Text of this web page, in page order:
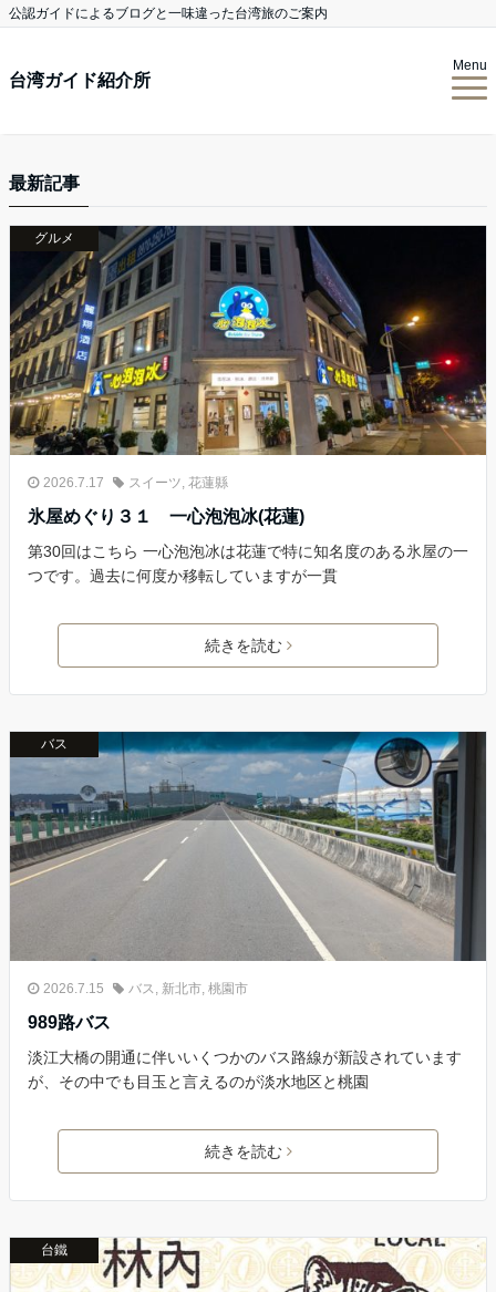
公認ガイドによるブログと一味違った台湾旅のご案内
台湾ガイド紹介所
Menu
最新記事
グルメ
2026.7.17 スイーツ, 花蓮縣
氷屋めぐり３１ 一心泡泡冰(花蓮)
第30回はこちら 一心泡泡冰は花蓮で特に知名度のある氷屋の一
つです。過去に何度か移転していますが一貫
続きを読む
バス
2026.7.15 バス, 新北市, 桃園市
989路バス
淡江大橋の開通に伴いいくつかのバス路線が新設されています
が、その中でも目玉と言えるのが淡水地区と桃園
続きを読む
台鐵